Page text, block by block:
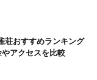
荘おすすめランキング
アクセスを比較